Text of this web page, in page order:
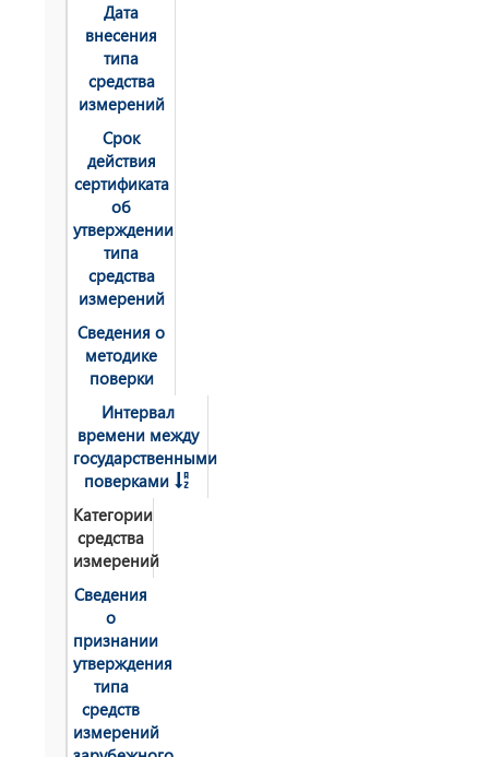
Дата
внесения
типа
средства
измерений
Срок
действия
сертификата
об
утверждении
типа
средства
измерений
Сведения о
методике
поверки
Интервал
времени между
государственными
поверками
Категории
средства
измерений
Сведения
о
признании
утверждения
типа
средств
измерений